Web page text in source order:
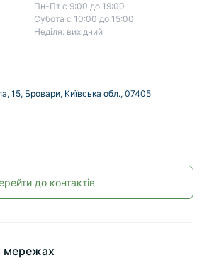
Пн-Пт с 9:00 до 19:00
Субота с 10:00 до 15:00
Неділя: вихідний
15, Бровари, Київська обл., 07405
до контактів
мережах